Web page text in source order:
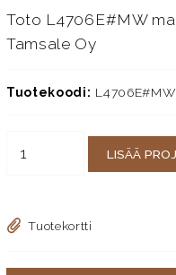
Toto L4706E#MW
Tamsale Oy
Tuotekoodi: L4706E#MW
LISÄÄ
Tuotekortti